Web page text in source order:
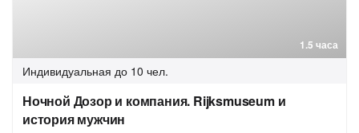
1.5 часа
Индивидуальная до 10 чел.
Ночной Дозор и компания. Rijksmuseum и
история мужчин